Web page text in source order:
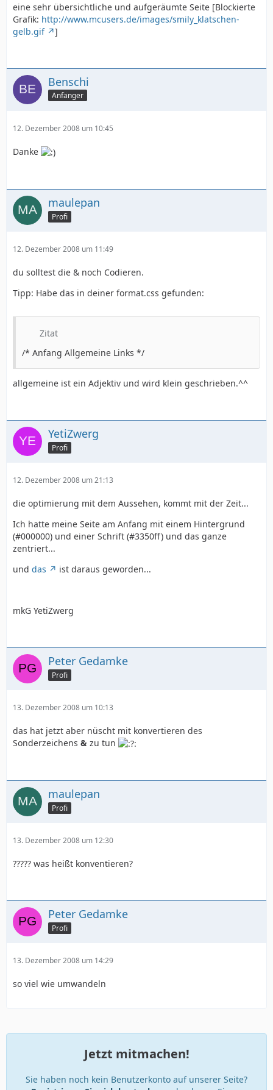
eine sehr übersichtliche und aufgeräumte Seite [Blockierte
Grafik: http://www.mcusers.de/images/smily_klatschen-
gelb.gif
]
Benschi
Anfänger
12. Dezember 2008 um 10:45
Danke
maulepan
Profi
12. Dezember 2008 um 11:49
du solltest die & noch Codieren.
Tipp: Habe das in deiner format.css gefunden:
Zitat
/* Anfang Allgemeine Links */
allgemeine ist ein Adjektiv und wird klein geschrieben.^^
YetiZwerg
Profi
12. Dezember 2008 um 21:13
die optimierung mit dem Aussehen, kommt mit der Zeit...
Ich hatte meine Seite am Anfang mit einem Hintergrund
(#000000) und einer Schrift (#3350ff) und das ganze
zentriert...
und das ist daraus geworden...
mkG YetiZwerg
Peter Gedamke
Profi
13. Dezember 2008 um 10:13
das hat jetzt aber nüscht mit konvertieren des
Sonderzeichens & zu tun
maulepan
Profi
13. Dezember 2008 um 12:30
????? was heißt konventieren?
Peter Gedamke
Profi
13. Dezember 2008 um 14:29
so viel wie umwandeln
Jetzt mitmachen!
Sie haben noch kein Benutzerkonto auf unserer Seite?